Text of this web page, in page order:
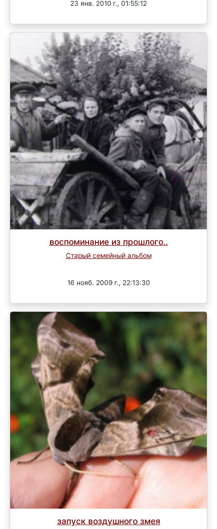
23 янв. 2010 г., 01:55:12
воспоминание из прошлого..
Старый семейный альбом
16 нояб. 2009 г., 22:13:30
запуск воздушного змея